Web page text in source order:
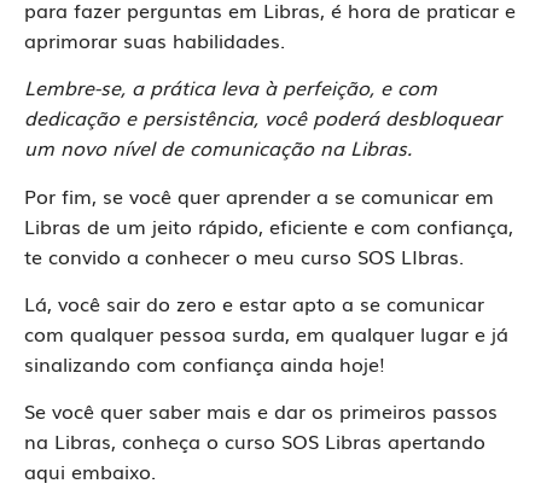
para fazer perguntas em Libras, é hora de praticar e
aprimorar suas habilidades.
Lembre-se, a prática leva à perfeição, e com
dedicação e persistência, você poderá desbloquear
um novo nível de comunicação na Libras.
Por fim, se você quer aprender a se comunicar em
Libras de um jeito rápido, eficiente e com confiança,
te convido a conhecer o meu curso SOS LIbras.
Lá, você sair do zero e estar apto a se comunicar
com qualquer pessoa surda, em qualquer lugar e já
sinalizando com confiança ainda hoje!
Se você quer saber mais e dar os primeiros passos
na Libras, conheça o curso SOS Libras apertando
aqui embaixo.